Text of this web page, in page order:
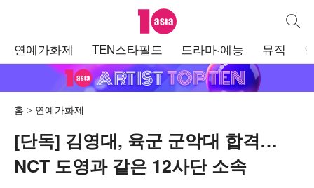
텐아시아 통합
연예가화제 TEN스타필드 드라마·예능 뮤직
홈 연예가화제
[단독] 김영대, 육군 군악대 합격…
NCT 도영과 같은 12사단 소속